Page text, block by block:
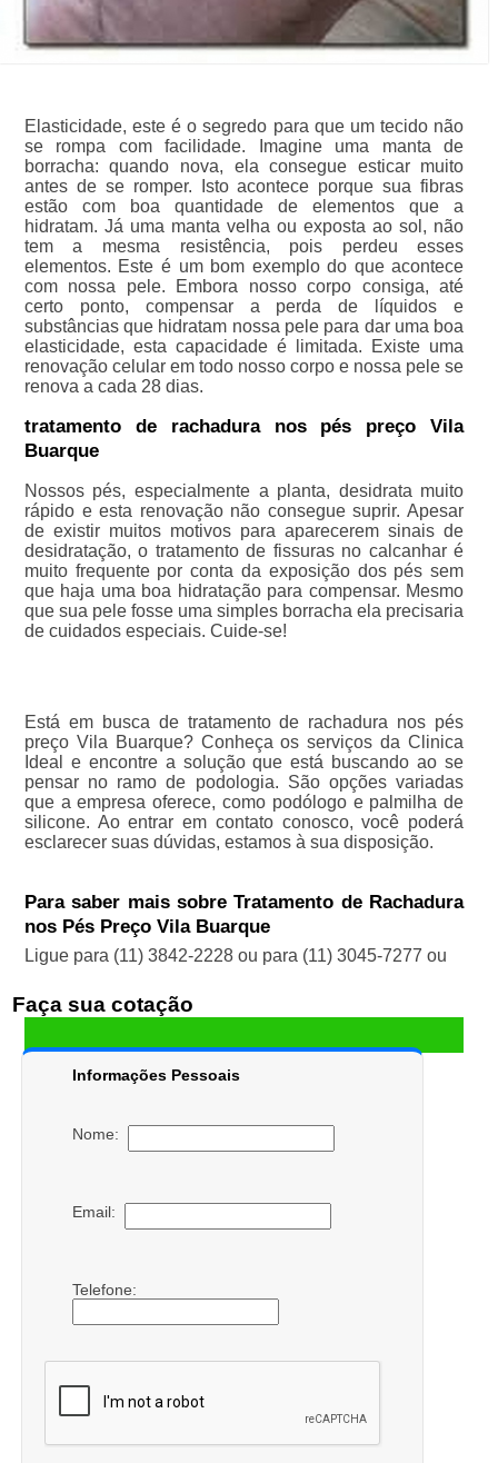
Elasticidade, este é o segredo para que um tecido não
se rompa com facilidade. Imagine uma manta de
borracha: quando nova, ela consegue esticar muito
antes de se romper. Isto acontece porque sua fibras
estão com boa quantidade de elementos que a
hidratam. Já uma manta velha ou exposta ao sol, não
tem a mesma resistência, pois perdeu esses
elementos. Este é um bom exemplo do que acontece
com nossa pele. Embora nosso corpo consiga, até
certo ponto, compensar a perda de líquidos e
substâncias que hidratam nossa pele para dar uma boa
elasticidade, esta capacidade é limitada. Existe uma
renovação celular em todo nosso corpo e nossa pele se
renova a cada 28 dias.
tratamento de rachadura nos pés preço Vila
Buarque
Nossos pés, especialmente a planta, desidrata muito
rápido e esta renovação não consegue suprir. Apesar
de existir muitos motivos para aparecerem sinais de
desidratação, o tratamento de fissuras no calcanhar é
muito frequente por conta da exposição dos pés sem
que haja uma boa hidratação para compensar. Mesmo
que sua pele fosse uma simples borracha ela precisaria
de cuidados especiais. Cuide-se!
Está em busca de tratamento de rachadura nos pés
preço Vila Buarque? Conheça os serviços da Clinica
Ideal e encontre a solução que está buscando ao se
pensar no ramo de podologia. São opções variadas
que a empresa oferece, como podólogo e palmilha de
silicone. Ao entrar em contato conosco, você poderá
esclarecer suas dúvidas, estamos à sua disposição.
Para saber mais sobre Tratamento de Rachadura
nos Pés Preço Vila Buarque
Ligue para (11) 3842-2228ou para (11) 3045-7277 ou
Faça sua cotação
Informações Pessoais
Nome:
Email:
Telefone: